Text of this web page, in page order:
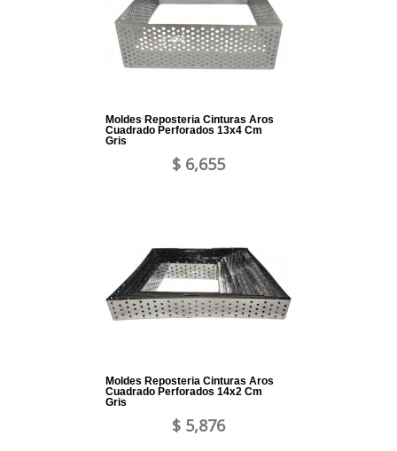
Moldes Reposteria Cinturas Aros
Cuadrado Perforados 13x4 Cm
Gris
$ 6,655
Moldes Reposteria Cinturas Aros
Cuadrado Perforados 14x2 Cm
Gris
$ 5,876